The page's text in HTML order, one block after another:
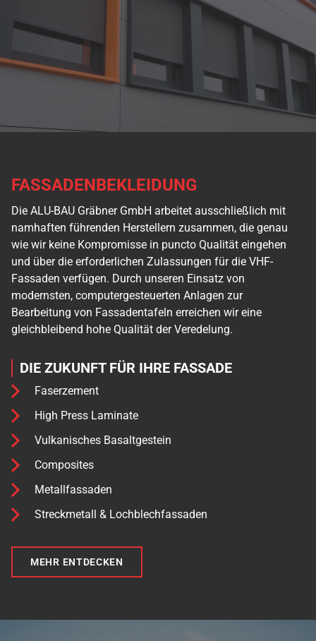
FASSADENBEKLEIDUNG
Die ALU-BAU Gräbner GmbH arbeitet ausschließlich mit
namhaften führenden Herstellern zusammen, die genau
wie wir keine Kompromisse in puncto Qualität eingehen
und über die erforderlichen Zulassungen für die VHF-
Fassaden verfügen. Durch unseren Einsatz von
modernsten, computergesteuerten Anlagen zur
Bearbeitung von Fassadentafeln erreichen wir eine
gleichbleibend hohe Qualität der Veredelung.
DIE ZUKUNFT FÜR IHRE FASSADE
Faserzement
High Press Laminate
Vulkanisches Basaltgestein
Composites
Metallfassaden
Streckmetall & Lochblechfassaden
MEHR ENTDECKEN